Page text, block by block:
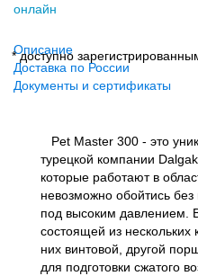
онлайн
* доступно
Описание
Доставка по России
Документы и сертификаты
Pet Master 300 - это
турецкой компании
которые работают в
невозможно обойтись без
под высоким давлением.
состоящей из
них винтовой, другой
для подготовки сжатого